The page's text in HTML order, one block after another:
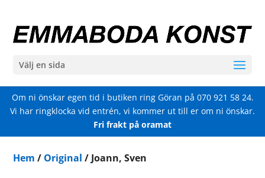
Välj en sida
Om ni önskar egen tid i butiken ring Göran på 070 921 58 24.
Vi har ringklocka vid entrén, vi kommer ut till er om ni önskar.
Fri frakt på oramat
Hem / Original / Joann, Sven